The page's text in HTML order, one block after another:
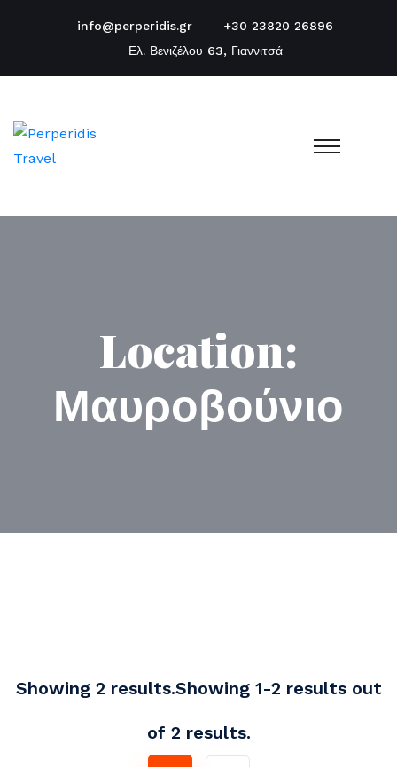
info@perperidis.gr
+30 23820 26896
Ελ. Βενιζέλου 63, Γιαννιτσά
Location:
Μαυροβούνιο
Showing 2 results.Showing 1-2 results out
of 2 results.